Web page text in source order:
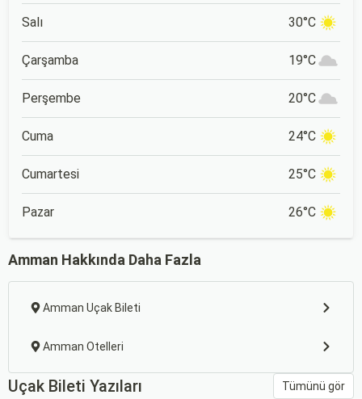
Salı 30°C
Çarşamba 19°C
Perşembe 20°C
Cuma 24°C
Cumartesi 25°C
Pazar 26°C
Amman Hakkında Daha Fazla
Amman Uçak Bileti
Amman Otelleri
Uçak Bileti Yazıları Tümünü gör